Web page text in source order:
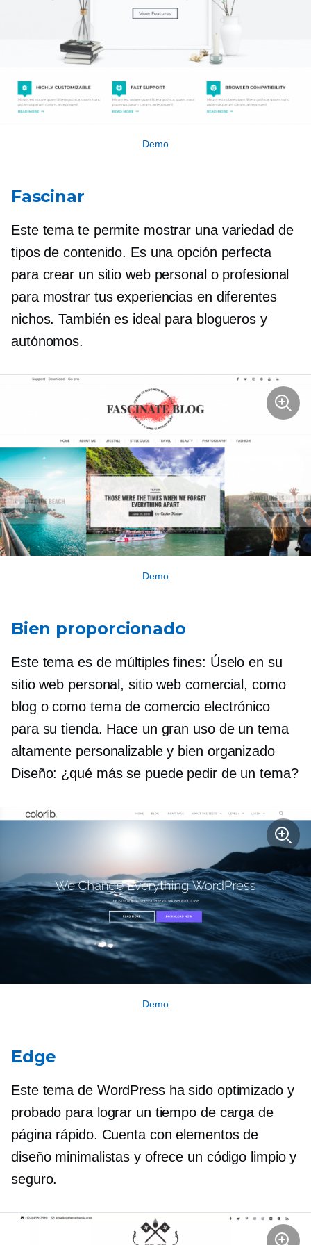
Demo
Fascinar
Este tema te permite mostrar una variedad de
tipos de contenido. Es una opción perfecta
para crear un sitio web personal o profesional
para mostrar tus experiencias en diferentes
nichos. También es ideal para blogueros y
autónomos.
Demo
Bien proporcionado
Este tema es de múltiples fines: Úselo en su
sitio web personal, sitio web comercial, como
blog o como tema de comercio electrónico
para su tienda. Hace un gran uso de un tema
altamente personalizable y bien organizado
Diseño: ¿qué más se puede pedir de un tema?
Demo
Edge
Este tema de WordPress ha sido optimizado y
probado para lograr un tiempo de carga de
página rápido. Cuenta con elementos de
diseño minimalistas y ofrece un código limpio y
seguro.